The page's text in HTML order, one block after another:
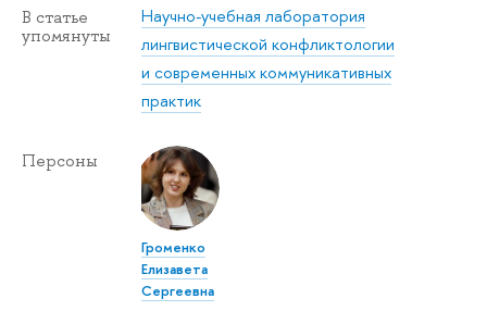
В статье
упомянуты
Научно-учебная лаборатория
лингвистической конфликтологии
и современных коммуникативных
практик
Персоны
Громенко
Елизавета
Сергеевна